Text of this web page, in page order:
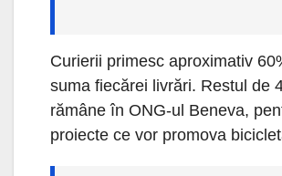
Curierii primesc aproximativ
suma fiecărei livrări. Restul de
rămâne în ONG-ul Beneva,
proiecte ce vor promova